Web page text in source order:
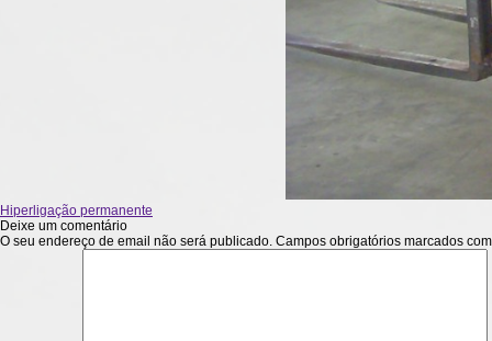
Hiperligação permanente
Deixe um comentário
O seu endereço de email não será publicado. Campos obrigatórios marcados